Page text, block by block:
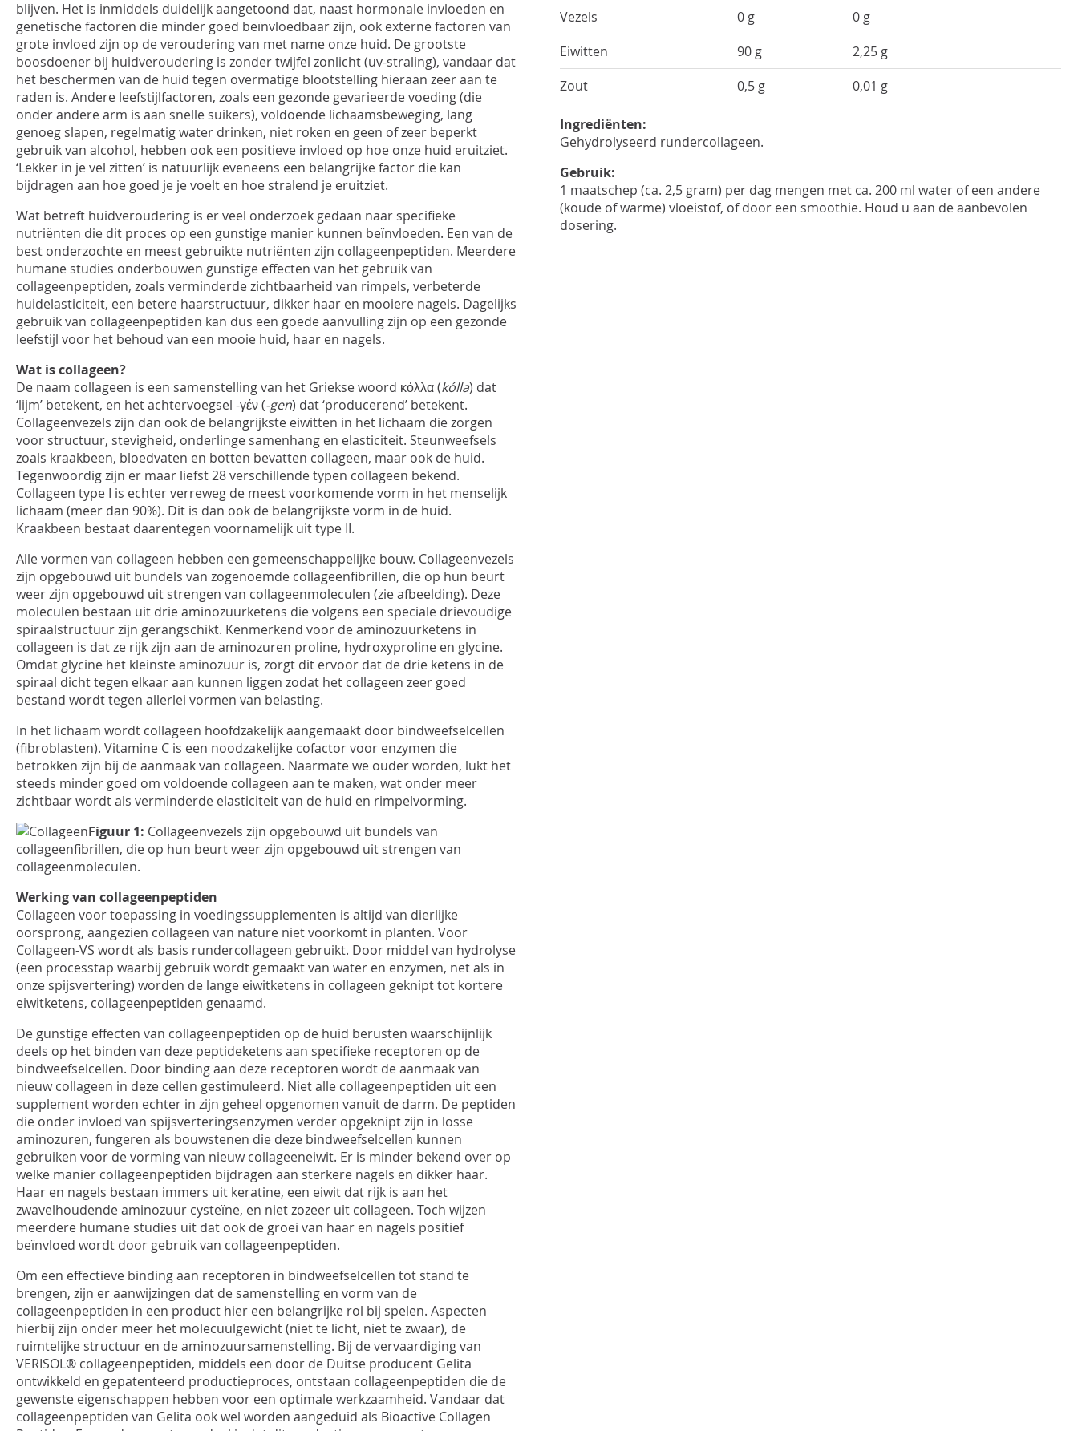
blijven. Het is inmiddels duidelijk aangetoond dat, naast hormonale invloeden en
genetische factoren die minder goed beïnvloedbaar zijn, ook externe factoren van
grote invloed zijn op de veroudering van met name onze huid. De grootste
boosdoener bij huidveroudering is zonder twijfel zonlicht (uv-straling), vandaar dat
het beschermen van de huid tegen overmatige blootstelling hieraan zeer aan te
raden is. Andere leefstijlfactoren, zoals een gezonde gevarieerde voeding (die
onder andere arm is aan snelle suikers), voldoende lichaamsbeweging, lang
genoeg slapen, regelmatig water drinken, niet roken en geen of zeer beperkt
gebruik van alcohol, hebben ook een positieve invloed op hoe onze huid eruitziet.
‘Lekker in je vel zitten’ is natuurlijk eveneens een belangrijke factor die kan
bijdragen aan hoe goed je je voelt en hoe stralend je eruitziet.
Wat betreft huidveroudering is er veel onderzoek gedaan naar specifieke
nutriënten die dit proces op een gunstige manier kunnen beïnvloeden. Een van de
best onderzochte en meest gebruikte nutriënten zijn collageenpeptiden. Meerdere
humane studies onderbouwen gunstige effecten van het gebruik van
collageenpeptiden, zoals verminderde zichtbaarheid van rimpels, verbeterde
huidelasticiteit, een betere haarstructuur, dikker haar en mooiere nagels. Dagelijks
gebruik van collageenpeptiden kan dus een goede aanvulling zijn op een gezonde
leefstijl voor het behoud van een mooie huid, haar en nagels.
Wat is collageen?
De naam collageen is een samenstelling van het Griekse woord κόλλα (kólla) dat
‘lijm’ betekent, en het achtervoegsel -γέν (-gen) dat ‘producerend’ betekent.
Collageenvezels zijn dan ook de belangrijkste eiwitten in het lichaam die zorgen
voor structuur, stevigheid, onderlinge samenhang en elasticiteit. Steunweefsels
zoals kraakbeen, bloedvaten en botten bevatten collageen, maar ook de huid.
Tegenwoordig zijn er maar liefst 28 verschillende typen collageen bekend.
Collageen type I is echter verreweg de meest voorkomende vorm in het menselijk
lichaam (meer dan 90%). Dit is dan ook de belangrijkste vorm in de huid.
Kraakbeen bestaat daarentegen voornamelijk uit type II.
Alle vormen van collageen hebben een gemeenschappelijke bouw. Collageenvezels
zijn opgebouwd uit bundels van zogenoemde collageenfibrillen, die op hun beurt
weer zijn opgebouwd uit strengen van collageenmoleculen (zie afbeelding). Deze
moleculen bestaan uit drie aminozuurketens die volgens een speciale drievoudige
spiraalstructuur zijn gerangschikt. Kenmerkend voor de aminozuurketens in
collageen is dat ze rijk zijn aan de aminozuren proline, hydroxyproline en glycine.
Omdat glycine het kleinste aminozuur is, zorgt dit ervoor dat de drie ketens in de
spiraal dicht tegen elkaar aan kunnen liggen zodat het collageen zeer goed
bestand wordt tegen allerlei vormen van belasting.
In het lichaam wordt collageen hoofdzakelijk aangemaakt door bindweefselcellen
(fibroblasten). Vitamine C is een noodzakelijke cofactor voor enzymen die
betrokken zijn bij de aanmaak van collageen. Naarmate we ouder worden, lukt het
steeds minder goed om voldoende collageen aan te maken, wat onder meer
zichtbaar wordt als verminderde elasticiteit van de huid en rimpelvorming.
Figuur 1: Collageenvezels zijn opgebouwd uit bundels van
collageenfibrillen, die op hun beurt weer zijn opgebouwd uit strengen van
collageenmoleculen.
Werking van collageenpeptiden
Collageen voor toepassing in voedingssupplementen is altijd van dierlijke
oorsprong, aangezien collageen van nature niet voorkomt in planten. Voor
Collageen-VS wordt als basis rundercollageen gebruikt. Door middel van hydrolyse
(een processtap waarbij gebruik wordt gemaakt van water en enzymen, net als in
onze spijsvertering) worden de lange eiwitketens in collageen geknipt tot kortere
eiwitketens, collageenpeptiden genaamd.
De gunstige effecten van collageenpeptiden op de huid berusten waarschijnlijk
deels op het binden van deze peptideketens aan specifieke receptoren op de
bindweefselcellen. Door binding aan deze receptoren wordt de aanmaak van
nieuw collageen in deze cellen gestimuleerd. Niet alle collageenpeptiden uit een
supplement worden echter in zijn geheel opgenomen vanuit de darm. De peptiden
die onder invloed van spijsverteringsenzymen verder opgeknipt zijn in losse
aminozuren, fungeren als bouwstenen die deze bindweefselcellen kunnen
gebruiken voor de vorming van nieuw collageeneiwit. Er is minder bekend over op
welke manier collageenpeptiden bijdragen aan sterkere nagels en dikker haar.
Haar en nagels bestaan immers uit keratine, een eiwit dat rijk is aan het
zwavelhoudende aminozuur cysteïne, en niet zozeer uit collageen. Toch wijzen
meerdere humane studies uit dat ook de groei van haar en nagels positief
beïnvloed wordt door gebruik van collageenpeptiden.
Om een effectieve binding aan receptoren in bindweefselcellen tot stand te
brengen, zijn er aanwijzingen dat de samenstelling en vorm van de
collageenpeptiden in een product hier een belangrijke rol bij spelen. Aspecten
hierbij zijn onder meer het molecuulgewicht (niet te licht, niet te zwaar), de
ruimtelijke structuur en de aminozuursamenstelling. Bij de vervaardiging van
VERISOL® collageenpeptiden, middels een door de Duitse producent Gelita
ontwikkeld en gepatenteerd productieproces, ontstaan collageenpeptiden die de
gewenste eigenschappen hebben voor een optimale werkzaamheid. Vandaar dat
collageenpeptiden van Gelita ook wel worden aangeduid als Bioactive Collagen
Vezels
0 g
0 g
Eiwitten
90 g
2,25 g
Zout
0,5 g 0,01 g
Ingrediënten:
Gehydrolyseerd rundercollageen.
Gebruik:
1 maatschep (ca. 2,5 gram) per dag mengen met ca. 200 ml water of een andere
(koude of warme) vloeistof, of door een smoothie. Houd u aan de aanbevolen
dosering.